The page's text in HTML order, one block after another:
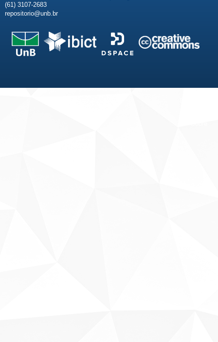
(61) 3107-2683
repositorio@unb.br